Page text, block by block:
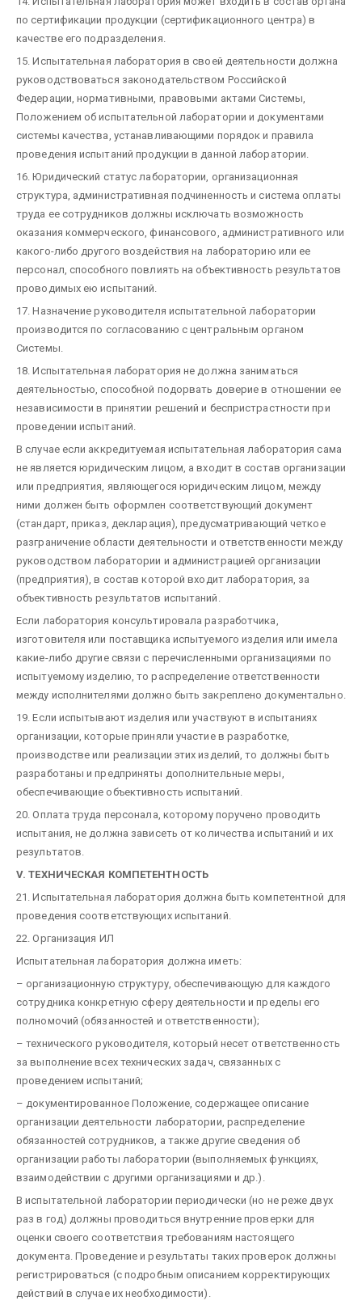
по сертификации продукции (сертификационного центра)в
качестве его подразделения.
15. Испытательная лаборатория в своей деятельности должна
руководствоваться законодательством Российской
Федерации, нормативными, правовыми актами Системы,
Положением об испытательной лаборатории и документами
системы качества, устанавливающими порядок и правила
проведения испытаний продукции в данной лаборатории.
16. Юридический статус лаборатории, организационная
структура, административная подчиненность и система оплаты
труда ее сотрудников должны исключать возможность
оказания коммерческого, финансового, административного или
какого-либо другого воздействия на лабораторию или ее
персонал, способного повлиять на объективность результатов
проводимых ею испытаний.
17. Назначение руководителя испытательной лаборатории
производится по согласованию с центральным органом
Системы.
18. Испытательная лаборатория не должна заниматься
деятельностью, способной подорвать доверие в отношении ее
независимости в принятии решений и беспристрастности при
проведении испытаний.
В случае если аккредитуемая испытательная лаборатория сама
не является юридическим лицом, а входит в состав организации
или предприятия, являющегося юридическим лицом, между
ними должен быть оформлен соответствующий документ
(стандарт, приказ, декларация), предусматривающий четкое
разграничение области деятельности и ответственности между
руководством лаборатории и администрацией организации
(предприятия), в состав которой входит лаборатория, за
объективность результатов испытаний.
Если лаборатория консультировала разработчика,
изготовителя или поставщика испытуемого изделия или имела
какие-либо другие связи с перечисленными организациями по
испытуемому изделию, то распределение ответственности
между исполнителями должно быть закреплено документально.
19. Если испытывают изделия или участвуют в испытаниях
организации, которые приняли участие в разработке,
производстве или реализации этих изделий, то должны быть
разработаны и предприняты дополнительные меры,
обеспечивающие объективность испытаний.
20. Оплата труда персонала, которому поручено проводить
испытания, не должна зависеть от количества испытаний и их
результатов.
V. ТЕХНИЧЕСКАЯ КОМПЕТЕНТНОСТЬ
21. Испытательная лаборатория должна быть компетентной для
проведения соответствующих испытаний.
22. Организация ИЛ
Испытательная лаборатория должна иметь:
– организационную структуру, обеспечивающую для каждого
сотрудника конкретную сферу деятельности и пределы его
полномочий (обязанностей и ответственности);
– технического руководителя, который несет ответственность
за выполнение всех технических задач, связанных с
проведением испытаний;
– документированное Положение, содержащее описание
организации деятельности лаборатории, распределение
обязанностей сотрудников, а также другие сведения об
организации работы лаборатории (выполняемых функциях,
взаимодействии с другими организациями и др.).
В испытательной лаборатории периодически (но не реже двух
раз в год) должны проводиться внутренние проверки для
оценки своего соответствия требованиям настоящего
документа. Проведение и результаты таких проверок должны
регистрироваться (с подробным описанием корректирующих
действий в случае их необходимости).